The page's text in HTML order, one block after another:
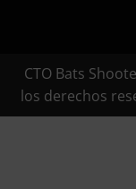
CTO Bats
los derechos